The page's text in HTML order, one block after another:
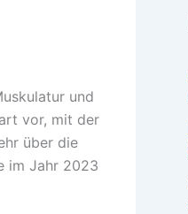
und
vor, mit der
über die
im Jahr 2023